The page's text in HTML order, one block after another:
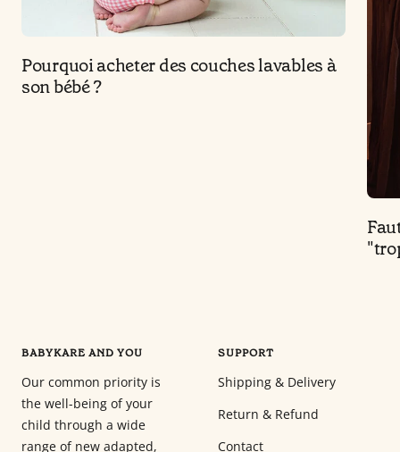
Pourquoi acheter des couches lavables à
son bébé ?
BABYKARE AND YOU
Our common priority is
the well-being of your
child through a wide
range of new adapted,
SUPPORT
Shipping & Delivery
Return & Refund
Contact